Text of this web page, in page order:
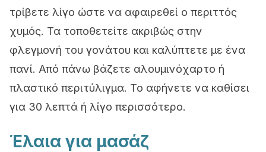
τρίβετε λίγο ώστε να αφαιρεθεί ο περιττός
χυμός. Τα τοποθετείτε ακριβώς στην
φλεγμονή του γονάτου και καλύπτετε με ένα
πανί. Από πάνω βάζετε αλουμινόχαρτο ή
πλαστικό περιτύλιγμα. Το αφήνετε να καθίσει
για 30 λεπτά ή λίγο περισσότερο.
Έλαια για μασάζ